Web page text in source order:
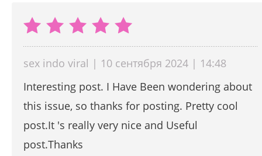
sex indo viral | 10 сентября 2024 | 14:48
Interesting post. I Have Been wondering about
this issue, so thanks for posting. Pretty cool
post.It 's really very nice and Useful
post.Thanks